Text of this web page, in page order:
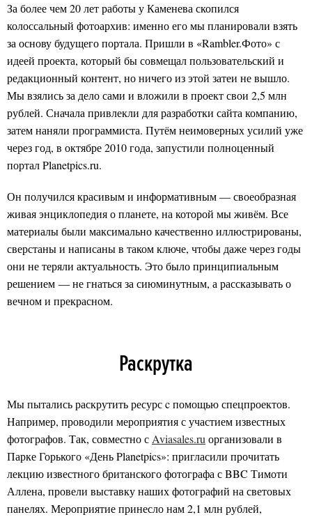
За более чем 20 лет работы у Каменева скопился
колоссальный фотоархив: именно его мы планировали взять
за основу будущего портала. Пришли в «Rambler.Фото» с
идеей проекта, который бы совмещал пользовательский и
редакционный контент, но ничего из этой затеи не вышло.
Мы взялись за дело сами и вложили в проект свои 2,5 млн
рублей. Сначала привлекли для разработки сайта компанию,
затем наняли программиста. Путём неимоверных усилий уже
через год, в октябре 2010 года, запустили полноценный
портал Planetpics.ru.
Он получился красивым и информативным — своеобразная
живая энциклопедия о планете, на которой мы живём. Все
материалы были максимально качественно иллюстрированы,
сверстаны и написаны в таком ключе, чтобы даже через годы
они не теряли актуальность. Это было принципиальным
решением — не гнаться за сиюминутным, а рассказывать о
вечном и прекрасном.
Раскрутка
Мы пытались раскрутить ресурс c помощью спецпроектов.
Например, проводили мероприятия с участием известных
фотографов. Так, совместно с Aviasales.ru организовали в
Парке Горького «День Planetpics»: пригласили прочитать
лекцию известного британского фотографа с BBC Тимоти
Аллена, провели выставку наших фотографий на световых
панелях. Мероприятие принесло нам 2,1 млн рублей,